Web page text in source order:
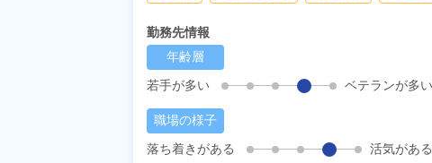
勤務先情報
年齢層
若手が多い
ベテランが多い
職場の様子
落ち着きがある
活気がある